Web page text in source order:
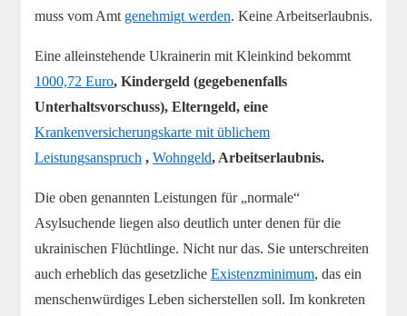
muss vom Amt genehmigt werden. Keine Arbeitserlaubnis.
Eine alleinstehende Ukrainerin mit Kleinkind bekommt
1000,72 Euro, Kindergeld (gegebenenfalls
Unterhaltsvorschuss), Elterngeld, eine
Krankenversicherungskarte mit üblichem
Leistungsanspruch , Wohngeld, Arbeitserlaubnis.
Die oben genannten Leistungen für „normale“
Asylsuchende liegen also deutlich unter denen für die
ukrainischen Flüchtlinge. Nicht nur das. Sie unterschreiten
auch erheblich das gesetzliche Existenzminimum, das ein
menschenwürdiges Leben sicherstellen soll. Im konkreten